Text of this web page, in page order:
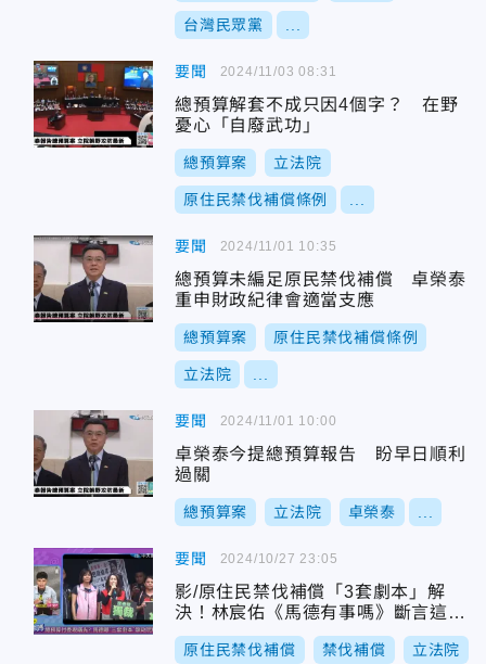
台灣民眾黨
要聞
總預算解套不成只因4個字？ 在野
憂心「自廢武功」
總預算案 立法院
原住民禁伐補償條例
2024/11/03 08:31
要聞
總預算未編足原民禁伐補償 卓榮泰
重申財政紀律會適當支應
總預算案 原住民禁伐補償條例
立法院
2024/11/01 10:35
要聞
卓榮泰今提總預算報告 盼早日順利
過關
總預算案 立法院 卓榮泰
2024/11/01 10:00
要聞
影/原住民禁伐補償「3套劇本」解
決！林宸佑《馬德有事嗎》斷言這套
最漂亮
原住民禁伐補償 禁伐補償 立法院
2024/10/27 23:05